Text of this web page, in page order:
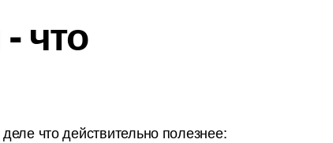
что
что действительно полезнее: